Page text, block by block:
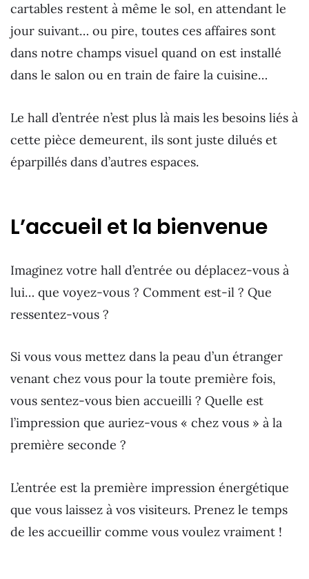
cartables restent à même le sol, en attendant le
jour suivant… ou pire, toutes ces affaires sont
dans notre champs visuel quand on est installé
dans le salon ou en train de faire la cuisine…
Le hall d’entrée n’est plus là mais les besoins liés à
cette pièce demeurent, ils sont juste dilués et
éparpillés dans d’autres espaces.
L’accueil et la bienvenue
Imaginez votre hall d’entrée ou déplacez-vous à
lui… que voyez-vous ? Comment est-il ? Que
ressentez-vous ?
Si vous vous mettez dans la peau d’un étranger
venant chez vous pour la toute première fois,
vous sentez-vous bien accueilli ? Quelle est
l’impression que auriez-vous « chez vous » à la
première seconde ?
L’entrée est la première impression énergétique
que vous laissez à vos visiteurs. Prenez le temps
de les accueillir comme vous voulez vraiment !